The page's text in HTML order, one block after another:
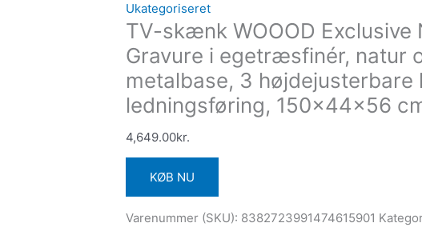
Ukategoriseret
TV-skænk WOOOD Exclusive
Gravure i egetræsfinér, natur
metalbase, 3 højdejusterbare
ledningsføring, 150x44x56
4,649.00kr.
KØB NU
Varenummer (SKU): 8382723991474615901